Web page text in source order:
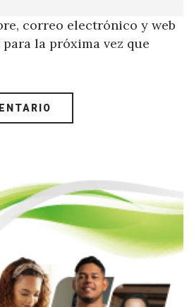
correo electrónico y web
la próxima vez que